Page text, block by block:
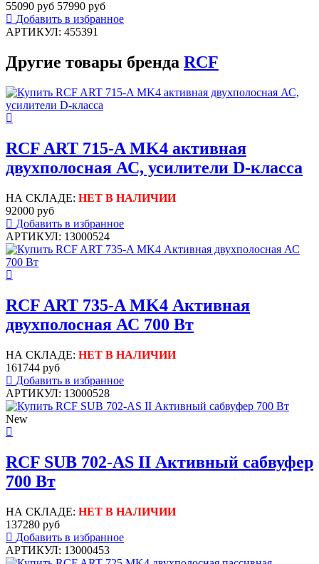
55090 руб 57990 руб
Добавить в избранное
АРТИКУЛ: 455391
Другие товары бренда RCF
RCF ART 715-A MK4 активная
двухполосная АС, усилители D-класса
НА СКЛАДЕ: НЕТ В НАЛИЧИИ
92000 руб
Добавить в избранное
АРТИКУЛ: 13000524
RCF ART 735-A MK4 Активная
двухполосная АС 700 Вт
НА СКЛАДЕ: НЕТ В НАЛИЧИИ
161744 руб
Добавить в избранное
АРТИКУЛ: 13000528
New
RCF SUB 702-AS II Активный сабвуфер
700 Вт
НА СКЛАДЕ: НЕТ В НАЛИЧИИ
137280 руб
Добавить в избранное
АРТИКУЛ: 13000453